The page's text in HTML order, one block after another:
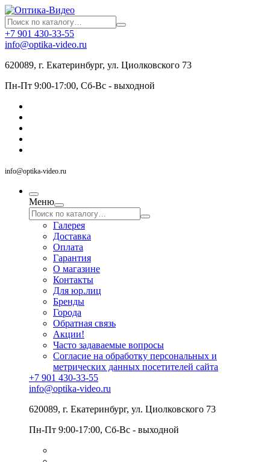
+7 901 430-33-55
info@optika-video.ru
620089, г. Екатеринбург, ул. Циолковского 73
Пн-Пт 9:00-17:00, Сб-Вс - выходной
info@optika-video.ru
Меню
Галерея
Доставка
Оплата
Гарантия
О магазине
Контакты
Для юр.лиц
Бренды
Города
Обратная связь
Акции!
Часто задаваемые вопросы
Согласие на обработку персональных и
метрических данных посетителей сайта
+7 901 430-33-55
info@optika-video.ru
620089, г. Екатеринбург, ул. Циолковского 73
Пн-Пт 9:00-17:00, Сб-Вс - выходной